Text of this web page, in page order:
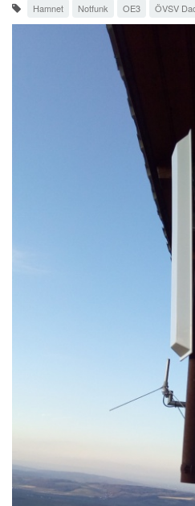
Hamnet Notfunk OE3 ÖVSV